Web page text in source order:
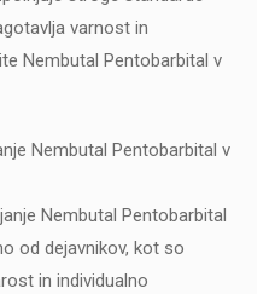
varnost in
Nembutal Pentobarbital v
Nembutal Pentobarbital v
Nembutal Pentobarbital
od dejavnikov, kot so
in individualno